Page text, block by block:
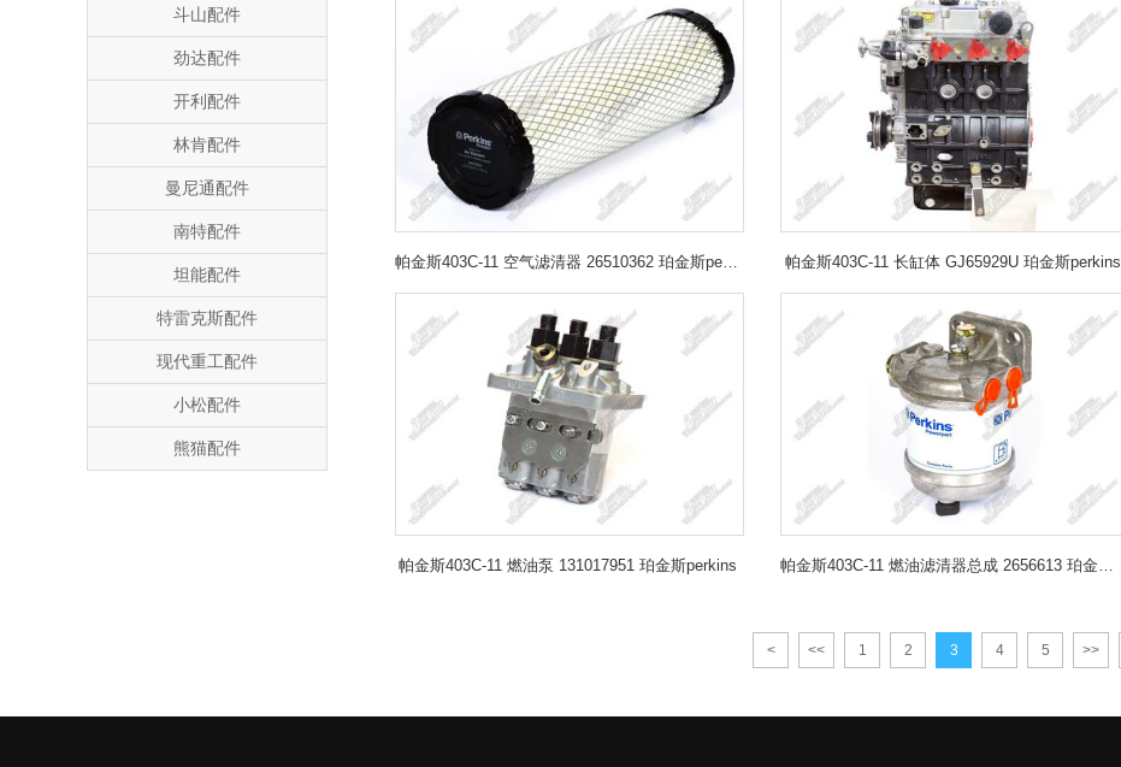
斗山配件
劲达配件
开利配件
林肯配件
曼尼通配件
南特配件
坦能配件
特雷克斯配件
现代重工配件
小松配件
熊猫配件
帕金斯403C-11 空气滤清器 26510362 珀金斯perkins 帕金斯403C-11 长缸体 GJ65929U 珀金斯perkins
帕金斯403C-11 燃油泵 131017951 珀金斯perkins 帕金斯403C-11 燃油滤清器总成 2656613 珀金斯perkins
< << 1 2 3 4 5 >>